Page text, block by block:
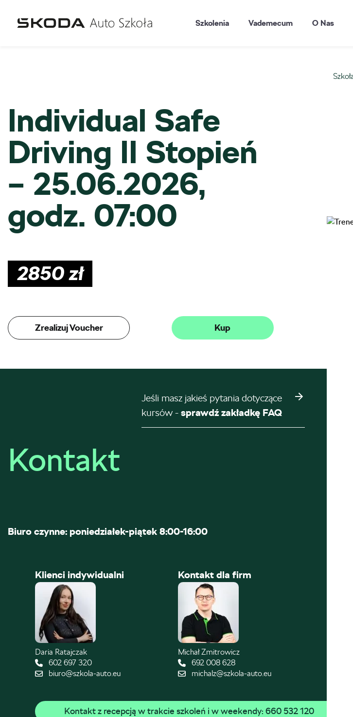
Szkolenia Vademecum O Nas
Individual Safe
Driving II Stopień
– 25.06.2026,
godz. 07:00
2850zł
Zrealizuj Voucher Kup
Jeśli masz jakieś pytania dotyczące
kursów - sprawdź zakładkę FAQ
Kontakt
Biuro czynne: poniedziałek-piątek 8:00-16:00
Klienci indywidualni
Daria Ratajczak
602 697 320
biuro@szkola-auto.eu
Kontakt dla firm
Michał Zmitrowicz
692 008 628
michalz@szkola-auto.eu
Kontakt z recepcją w trakcie szkoleń i w weekendy: 660 532 120